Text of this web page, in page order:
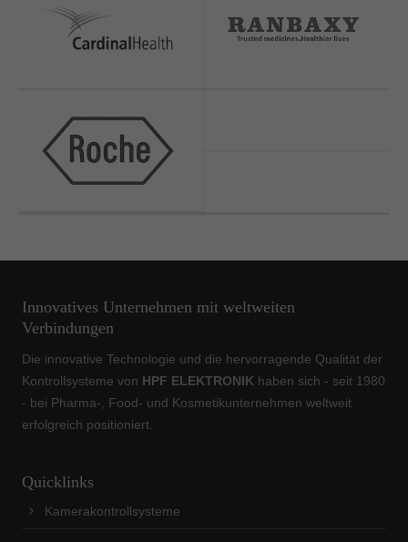
Innovatives Unternehmen mit weltweiten
Verbindungen
Die innovative Technologie und die hervorragende Qualität der
Kontrollsysteme von HPF ELEKTRONIK haben sich - seit 1980
- bei Pharma-, Food- und Kosmetikunternehmen weltweit
erfolgreich positioniert.
Quicklinks
Kamerakontrollsysteme